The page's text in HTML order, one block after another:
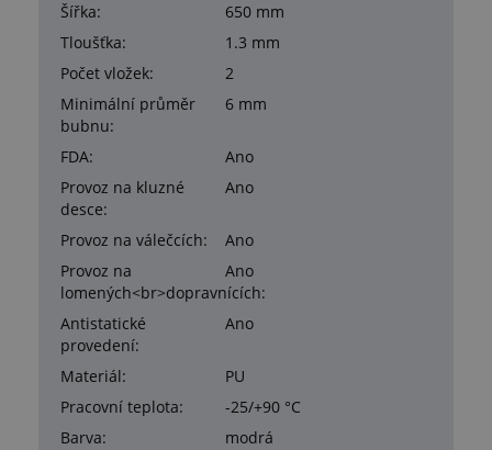
Šířka:
650 mm
Tloušťka:
1.3 mm
Počet vložek:
2
Minimální průměr
bubnu:
6 mm
FDA:
Ano
Provoz na kluzné
desce:
Ano
Provoz na válečcích:
Ano
Provoz na
lomených<br>dopravnících:
Ano
Antistatické
provedení:
Ano
Materiál:
PU
Pracovní teplota:
-25/+90 °C
Barva:
modrá